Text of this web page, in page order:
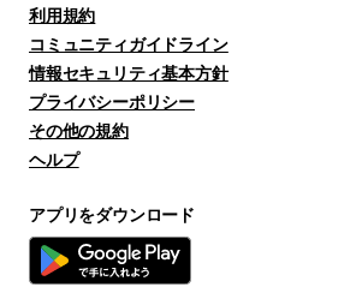
利用規約
コミュニティガイドライン
情報セキュリティ基本方針
プライバシーポリシー
その他の規約
ヘルプ
アプリをダウンロード